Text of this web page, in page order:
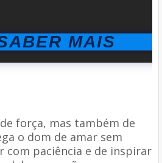
MAIS
força, mas também de
o dom de amar sem
com paciência e de inspirar